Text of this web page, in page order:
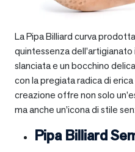
La Pipa Billiard curva
quintessenza
slanciata e un bocchino
con la pregiata radica di
creazione offre non solo
ma anche un’icona di stile
Pipa Billiard